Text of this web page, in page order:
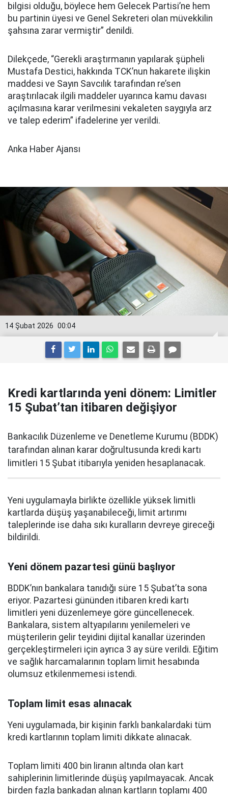
bilgisi olduğu, böylece hem Gelecek Partisi’ne hem
bu partinin üyesi ve Genel Sekreteri olan müvekkilin
şahsına zarar vermiştir” denildi.
Dilekçede, “Gerekli araştırmanın yapılarak şüpheli
Mustafa Destici, hakkında TCK’nun hakarete ilişkin
maddesi ve Sayın Savcılık tarafından re’sen
araştırılacak ilgili maddeler uyarınca kamu davası
açılmasına karar verilmesini vekaleten saygıyla arz
ve talep ederim” ifadelerine yer verildi.
Anka Haber Ajansı
00:04
14 Şubat 2026
Kredi kartlarında yeni dönem: Limitler
15 Şubat’tan itibaren değişiyor
Bankacılık Düzenleme ve Denetleme Kurumu (BDDK)
tarafından alınan karar doğrultusunda kredi kartı
limitleri 15 Şubat itibarıyla yeniden hesaplanacak.
Yeni uygulamayla birlikte özellikle yüksek limitli
kartlarda düşüş yaşanabileceği, limit artırımı
taleplerinde ise daha sıkı kuralların devreye gireceği
bildirildi.
Yeni dönem pazartesi günü başlıyor
BDDK’nın bankalara tanıdığı süre 15 Şubat’ta sona
eriyor. Pazartesi gününden itibaren kredi kartı
limitleri yeni düzenlemeye göre güncellenecek.
Bankalara, sistem altyapılarını yenilemeleri ve
müşterilerin gelir teyidini dijital kanallar üzerinden
gerçekleştirmeleri için ayrıca 3 ay süre verildi. Eğitim
ve sağlık harcamalarının toplam limit hesabında
olumsuz etkilenmemesi istendi.
Toplam limit esas alınacak
Yeni uygulamada, bir kişinin farklı bankalardaki tüm
kredi kartlarının toplam limiti dikkate alınacak.
Toplam limiti 400 bin liranın altında olan kart
sahiplerinin limitlerinde düşüş yapılmayacak. Ancak
birden fazla bankadan alınan kartların toplamı 400